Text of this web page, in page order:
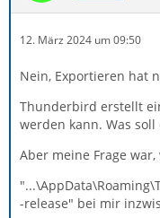
12. März 2024 um 09:50
Nein, Exportieren hat
Thunderbird erstellt
werden kann. Was
Aber meine Frage
-release" bei mir